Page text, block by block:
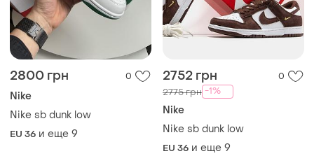
2800 грн 0
Nike
Nike sb dunk low
EU 36 и еще 9
2752 грн 0
2775 грн -1%
Nike
Nike sb dunk low
EU 36 и еще 9